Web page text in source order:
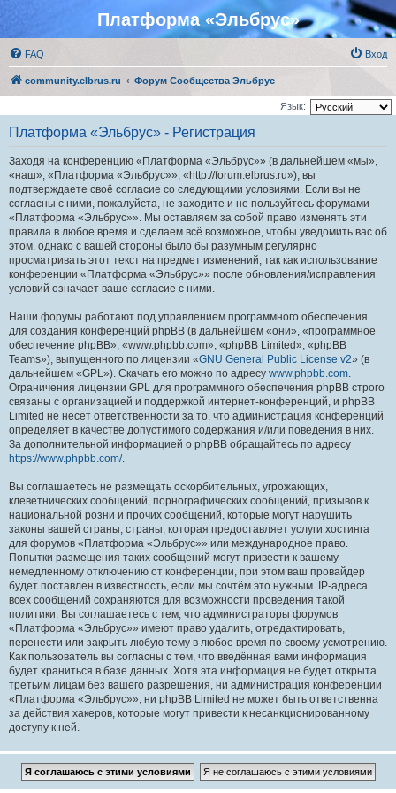
Платформа «Эльбрус»
FAQ Вход
community.elbrus.ru Форум Сообщества Эльбрус
Язык:
Платформа «Эльбрус» - Регистрация
Заходя на конференцию «Платформа «Эльбрус»» (в дальнейшем «мы»,
«наш», «Платформа «Эльбрус»», «http://forum.elbrus.ru»), вы
подтверждаете своё согласие со следующими условиями. Если вы не
согласны с ними, пожалуйста, не заходите и не пользуйтесь форумами
«Платформа «Эльбрус»». Мы оставляем за собой право изменять эти
правила в любое время и сделаем всё возможное, чтобы уведомить вас об
этом, однако с вашей стороны было бы разумным регулярно
просматривать этот текст на предмет изменений, так как использование
конференции «Платформа «Эльбрус»» после обновления/исправления
условий означает ваше согласие с ними.
Наши форумы работают под управлением программного обеспечения
для создания конференций phpBB (в дальнейшем «они», «программное
обеспечение phpBB», «www.phpbb.com», «phpBB Limited», «phpBB
Teams»), выпущенного по лицензии «GNU General Public License v2» (в
дальнейшем «GPL»). Скачать его можно по адресу www.phpbb.com.
Ограничения лицензии GPL для программного обеспечения phpBB строго
связаны с организацией и поддержкой интернет-конференций, и phpBB
Limited не несёт ответственности за то, что администрация конференций
определяет в качестве допустимого содержания и/или поведения в них.
За дополнительной информацией о phpBB обращайтесь по адресу
https://www.phpbb.com/.
Вы соглашаетесь не размещать оскорбительных, угрожающих,
клеветнических сообщений, порнографических сообщений, призывов к
национальной розни и прочих сообщений, которые могут нарушить
законы вашей страны, страны, которая предоставляет услуги хостинга
для форумов «Платформа «Эльбрус»» или международное право.
Попытки размещения таких сообщений могут привести к вашему
немедленному отключению от конференции, при этом ваш провайдер
будет поставлен в известность, если мы сочтём это нужным. IP-адреса
всех сообщений сохраняются для возможности проведения такой
политики. Вы соглашаетесь с тем, что администраторы форумов
«Платформа «Эльбрус»» имеют право удалить, отредактировать,
перенести или закрыть любую тему в любое время по своему усмотрению.
Как пользователь вы согласны с тем, что введённая вами информация
будет храниться в базе данных. Хотя эта информация не будет открыта
третьим лицам без вашего разрешения, ни администрация конференции
«Платформа «Эльбрус»», ни phpBB Limited не может быть ответственна
за действия хакеров, которые могут привести к несанкционированному
доступу к ней.